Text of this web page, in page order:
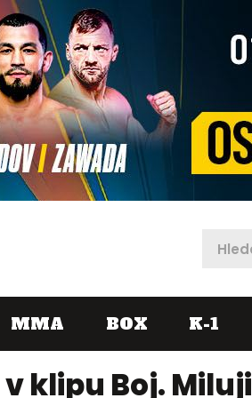
MMA BOX K-1
klipu Boj. Miluji